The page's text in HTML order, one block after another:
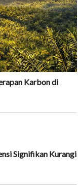
Karbon di
Signifikan Kurangi